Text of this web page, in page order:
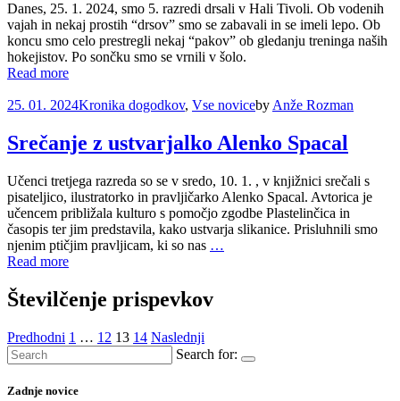
Danes, 25. 1. 2024, smo 5. razredi drsali v Hali Tivoli. Ob vodenih
vajah in nekaj prostih “drsov” smo se zabavali in se imeli lepo. Ob
koncu smo celo prestregli nekaj “pakov” ob gledanju treninga naših
hokejistov. Po sončku smo se vrnili v šolo.
Read more
25. 01. 2024Kronika dogodkov, Vse noviceby Anže Rozman
Srečanje z ustvarjalko Alenko Spacal
Učenci tretjega razreda so se v sredo, 10. 1. , v knjižnici srečali s
pisateljico, ilustratorko in pravljičarko Alenko Spacal. Avtorica je
učencem približala kulturo s pomočjo zgodbe Plastelinčica in
časopis ter jim predstavila, kako ustvarja slikanice. Prisluhnili smo
njenim ptičjim pravljicam, ki so nas …
Read more
Številčenje prispevkov
Predhodni 1 … 12 13 14 Naslednji
Search for:
Zadnje novice